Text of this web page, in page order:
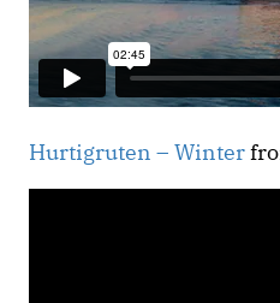
Hurtigruten – Winter